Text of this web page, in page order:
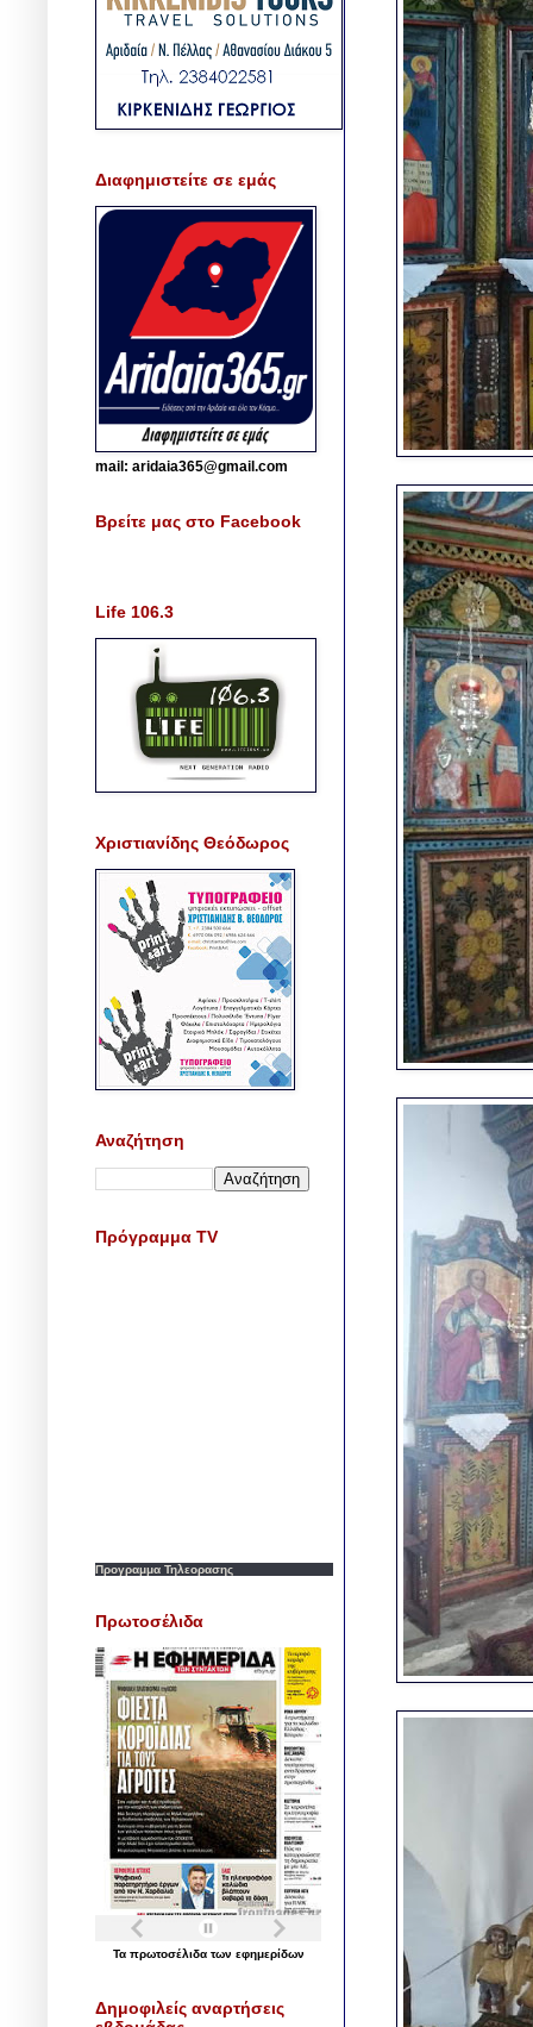
Διαφημιστείτε σε εμάς
mail: aridaia365@gmail.com
Βρείτε μας στο Facebook
Life 106.3
Χριστιανίδης Θεόδωρος
Αναζήτηση
Πρόγραμμα TV
Προγραμμα Τηλεορασης
Πρωτοσέλιδα
Τα πρωτοσέλιδα των εφημερίδων
Δημοφιλείς αναρτήσεις